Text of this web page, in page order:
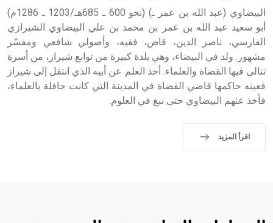
البيضاوي (عبد الله بن عمر ـ) (نحو 600 ـ 685هـ/1203 ـ 1286م)
أبو سعيد عبد الله بن عمر بن محمد بن علي البيضاوي الشيرازي
الفارسي، ناصر الدين، قاض، فقيه، وأصولي شافعي ومفسّر
مشهور. ولد في البيضاء، وهي بلدة كبيرة من توابع شيراز، من أسرة
تتالى فيها القضاة والعلماء. أخذ العلم عن أبيه الذي انتقل إلى شيراز
فعينه حاكمها قاضي القضاة في المدينة التي كانت حافلة بالعلماء،
فأخذ عنهم البيضاوي حتى نبغ في العلوم.
اقرأ المزيد